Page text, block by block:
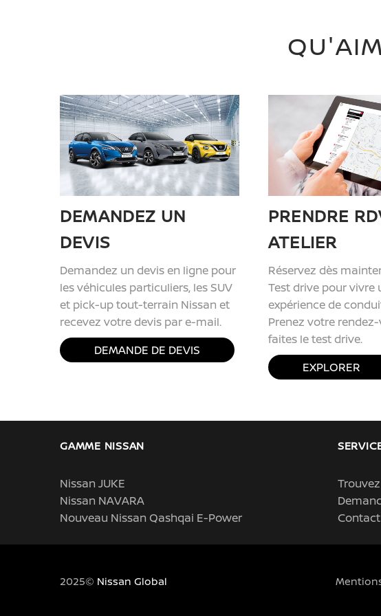
DEMANDEZ UN
DEVIS
Demandez un devis en ligne pour
les véhicules particuliers, les SUV
et pick-up tout-terrain Nissan et
recevez votre devis par e-mail.
DEMANDE DE DEVIS
PRENDRE
ATELIER
Réservez dès
Test drive pour vivre
expérience de
Prenez votre
faites le test drive.
EXPLORER
GAMME NISSAN
Nissan JUKE
Nissan NAVARA
Nouveau Nissan Qashqai E-Power
Contact
2025© Nissan Global